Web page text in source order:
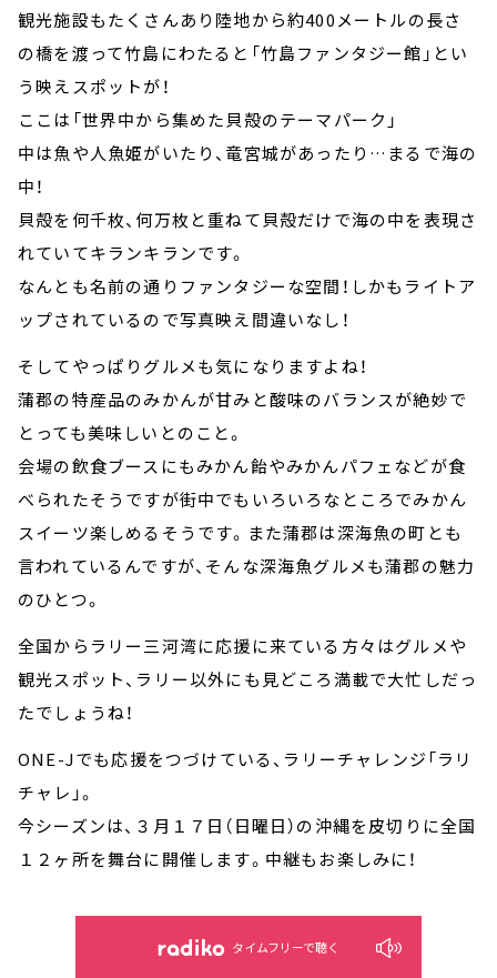
観光施設もたくさんあり陸地から約400メートルの長さ
の橋を渡って竹島にわたると「竹島ファンタジー館」とい
う映えスポットが！
ここは「世界中から集めた貝殻のテーマパーク」
中は魚や人魚姫がいたり、竜宮城があったり…まるで海の
中！
貝殻を何千枚、何万枚と重ねて貝殻だけで海の中を表現さ
れていてキランキランです。
なんとも名前の通りファンタジーな空間！しかもライトア
ップされているので写真映え間違いなし！
そしてやっぱりグルメも気になりますよね！
蒲郡の特産品のみかんが甘みと酸味のバランスが絶妙で
とっても美味しいとのこと。
会場の飲食ブースにもみかん飴やみかんパフェなどが食
べられたそうですが街中でもいろいろなところでみかん
スイーツ楽しめるそうです。また蒲郡は深海魚の町とも
言われているんですが、そんな深海魚グルメも蒲郡の魅力
のひとつ。
全国からラリー三河湾に応援に来ている方々はグルメや
観光スポット、ラリー以外にも見どころ満載で大忙しだっ
たでしょうね！
ONE-Jでも応援をつづけている、ラリーチャレンジ「ラリ
チャレ」。
今シーズンは、３月１７日（日曜日）の沖縄を皮切りに全国
１２ヶ所を舞台に開催します。中継もお楽しみに！
タイムフリーで聴く